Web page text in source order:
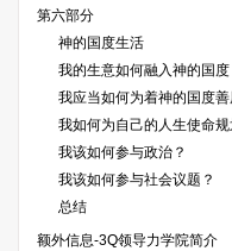
第六部分
神的国度生活
我的生意如何融入神的国度
我应当如何为着神的国度
我如何为自己的人生使命
我该如何参与政治？
我该如何参与社会议题？
总结
额外信息-3Q领导力学院简介